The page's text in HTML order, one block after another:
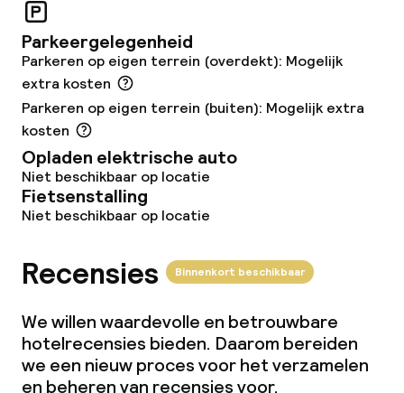
Game-kamer
Eet- en drinkgelegenheden
Restaurant
Bar
Ontbijtbuffet
Roomservice
Parkeergelegenheid
Parkeren op eigen terrein (overdekt): Mogelijk
extra kosten
Parkeren op eigen terrein (buiten): Mogelijk extra
kosten
Opladen elektrische auto
Niet beschikbaar op locatie
Fietsenstalling
Niet beschikbaar op locatie
Recensies Binnenkort beschikbaar
We willen waardevolle en betrouwbare
hotelrecensies bieden. Daarom bereiden
we een nieuw proces voor het verzamelen
en beheren van recensies voor.